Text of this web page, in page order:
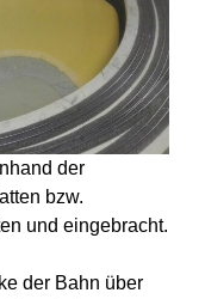
der
bzw.
und eingebracht.
der Bahn über